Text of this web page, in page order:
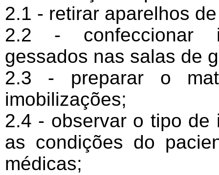
2.1 - retirar aparelhos
2.2 - confeccionar
gessados nas salas de
2.3 - preparar o
imobilizações;
2.4 - observar o tipo de
as condições do
médicas;